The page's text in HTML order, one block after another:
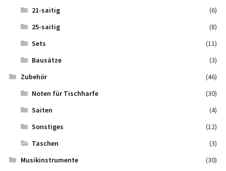
21-saitig
(6)
25-saitig
(8)
Sets
(11)
Bausätze
(3)
Zubehör
(46)
Noten für Tischharfe
(30)
Saiten
(4)
Sonstiges
(12)
Taschen
(3)
Musikinstrumente
(30)